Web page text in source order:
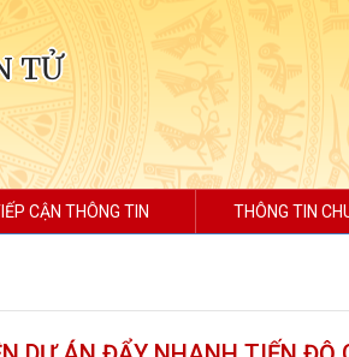
TỬ
CẬN THÔNG TIN THÔNG TIN